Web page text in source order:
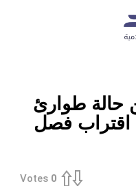
حالة طوارئ
اقتراب فصل
0
Votes